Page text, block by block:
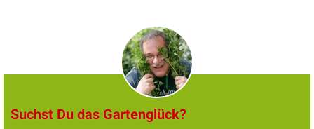
Suchst Du das Gartenglück?